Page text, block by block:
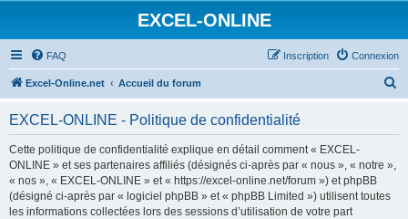
EXCEL-ONLINE
FAQ Connexion
Inscription
Excel-Online.net Accueil du forum
EXCEL-ONLINE - Politique de confidentialité
Cette politique de confidentialité explique en détail comment « EXCEL-
ONLINE » et ses partenaires affiliés (désignés ci-après par « nous », « notre »,
« nos », « EXCEL-ONLINE » et « https://excel-online.net/forum ») et phpBB
(désigné ci-après par « logiciel phpBB » et « phpBB Limited ») utilisent toutes
les informations collectées lors des sessions d’utilisation de votre part